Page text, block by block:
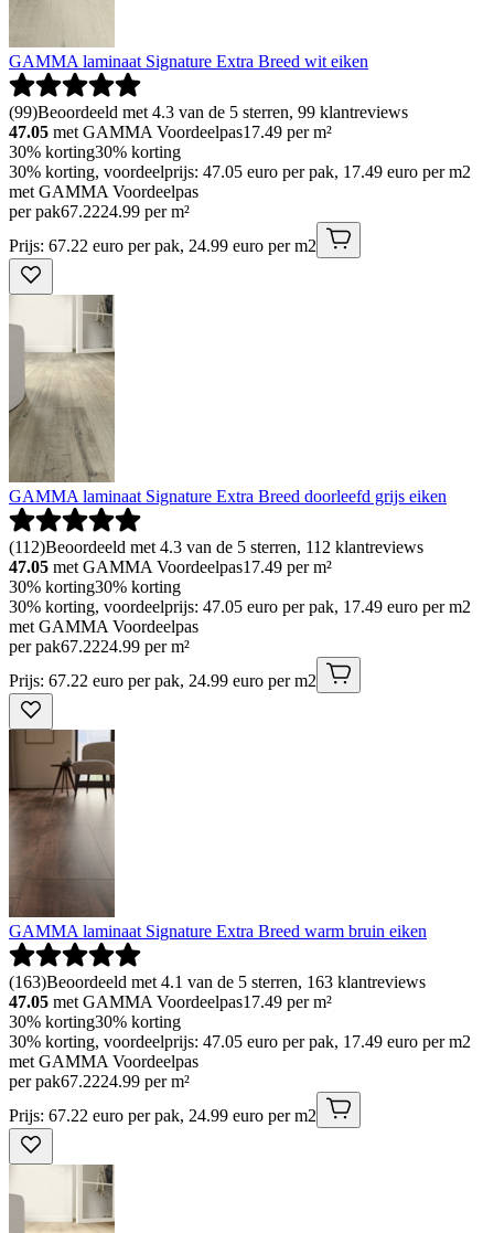
GAMMA laminaat Signature Extra Breed wit eiken
(99)Beoordeeld met 4.3 van de 5 sterren, 99 klantreviews
47.05 met GAMMA Voordeelpas17.49 per m²
30% korting30% korting
30% korting, voordeelprijs: 47.05 euro per pak, 17.49 euro per m2
met GAMMA Voordeelpas
per pak67.2224.99 per m²
Prijs: 67.22 euro per pak, 24.99 euro per m2
GAMMA laminaat Signature Extra Breed doorleefd grijs eiken
(112)Beoordeeld met 4.3 van de 5 sterren, 112 klantreviews
47.05 met GAMMA Voordeelpas17.49 per m²
30% korting30% korting
30% korting, voordeelprijs: 47.05 euro per pak, 17.49 euro per m2
met GAMMA Voordeelpas
per pak67.2224.99 per m²
Prijs: 67.22 euro per pak, 24.99 euro per m2
GAMMA laminaat Signature Extra Breed warm bruin eiken
(163)Beoordeeld met 4.1 van de 5 sterren, 163 klantreviews
47.05 met GAMMA Voordeelpas17.49 per m²
30% korting30% korting
30% korting, voordeelprijs: 47.05 euro per pak, 17.49 euro per m2
met GAMMA Voordeelpas
per pak67.2224.99 per m²
Prijs: 67.22 euro per pak, 24.99 euro per m2